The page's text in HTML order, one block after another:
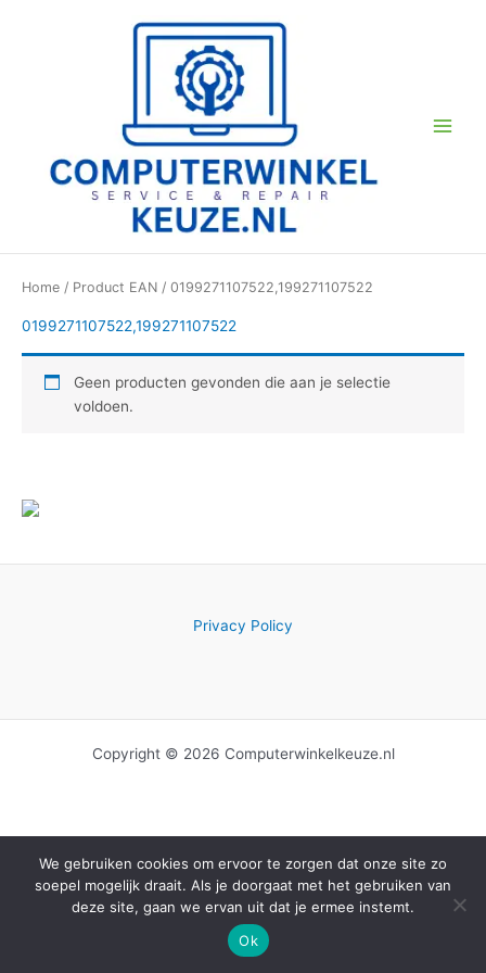
Home / Product EAN / 0199271107522,199271107522
0199271107522,199271107522
Geen producten gevonden die aan je selectie
voldoen.
Privacy Policy
Copyright © 2026 Computerwinkelkeuze.nl
We gebruiken cookies om ervoor te zorgen dat onze site zo
soepel mogelijk draait. Als je doorgaat met het gebruiken van
deze site, gaan we ervan uit dat je ermee instemt.
Ok